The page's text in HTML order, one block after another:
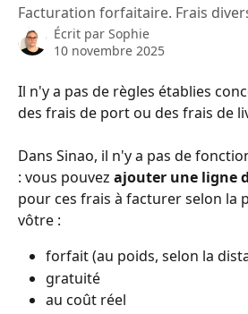
Facturation forfaitaire. Frais
Écrit par Sophie
10 novembre 2025
Il n'y a pas de règles établies
des frais de port ou des frais de
Dans Sinao, il n'y a pas de
: vous pouvez ajouter une ligne
pour ces frais à facturer selon la
vôtre :
forfait (au poids, selon la
gratuité
au coût réel